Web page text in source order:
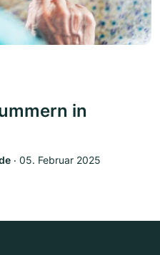
in
‧ 05. Februar 2025